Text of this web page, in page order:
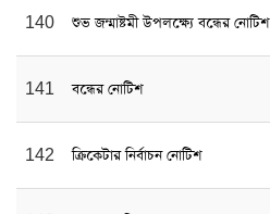
140 শুভ জন্মাষ্টমী উপলক্ষ্যে বন্ধের নোটিশ
141 বন্ধের নোটিশ
142 ক্রিকেটার নির্বাচন নোটিশ